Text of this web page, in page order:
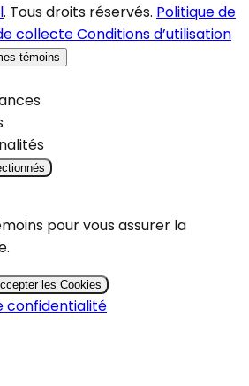
. Tous droits réservés. Politique de
collecteConditions d’utilisation
témoins
pour vous assurer la
les Cookies
confidentialité